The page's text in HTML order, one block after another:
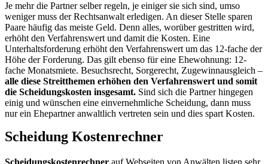
Je mehr die Partner selber regeln, je einiger sie sich sind, umso
weniger muss der Rechtsanwalt erledigen. An dieser Stelle sparen
Paare häufig das meiste Geld. Denn alles, worüber gestritten wird,
erhöht den Verfahrenswert und damit die Kosten. Eine
Unterhaltsforderung erhöht den Verfahrenswert um das 12-fache der
Höhe der Forderung. Das gilt ebenso für eine Ehewohnung: 12-
fache Monatsmiete. Besuchsrecht, Sorgerecht, Zugewinnausgleich –
alle diese Streitthemen erhöhen den Verfahrenswert und somit
die Scheidungskosten insgesamt. Sind sich die Partner hingegen
einig und wünschen eine einvernehmliche Scheidung, dann muss
nur ein Ehepartner anwaltlich vertreten sein und dies spart Kosten.
Scheidung Kostenrechner